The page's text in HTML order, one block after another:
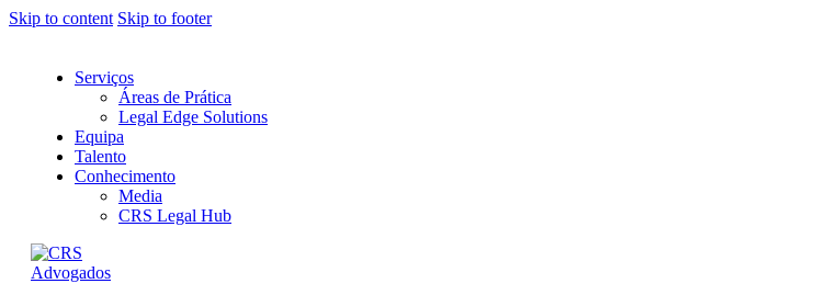
Skip to content Skip to footer
Serviços
Áreas de Prática
Legal Edge Solutions
Equipa
Talento
Conhecimento
Media
CRS Legal Hub